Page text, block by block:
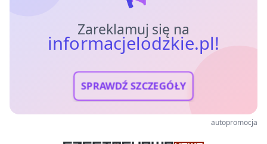
Zareklamuj się na
informacjelodzkie.pl!
SPRAWDŹ SZCZEGÓŁY
autopromocja